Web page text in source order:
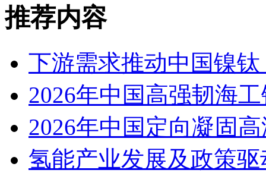
推荐内容
下游需求推动中国镍
2026年中国高强韧海
2026年中国定向凝固
氢能产业发展及政策